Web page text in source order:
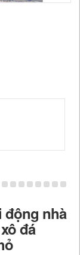
động nhà
đá